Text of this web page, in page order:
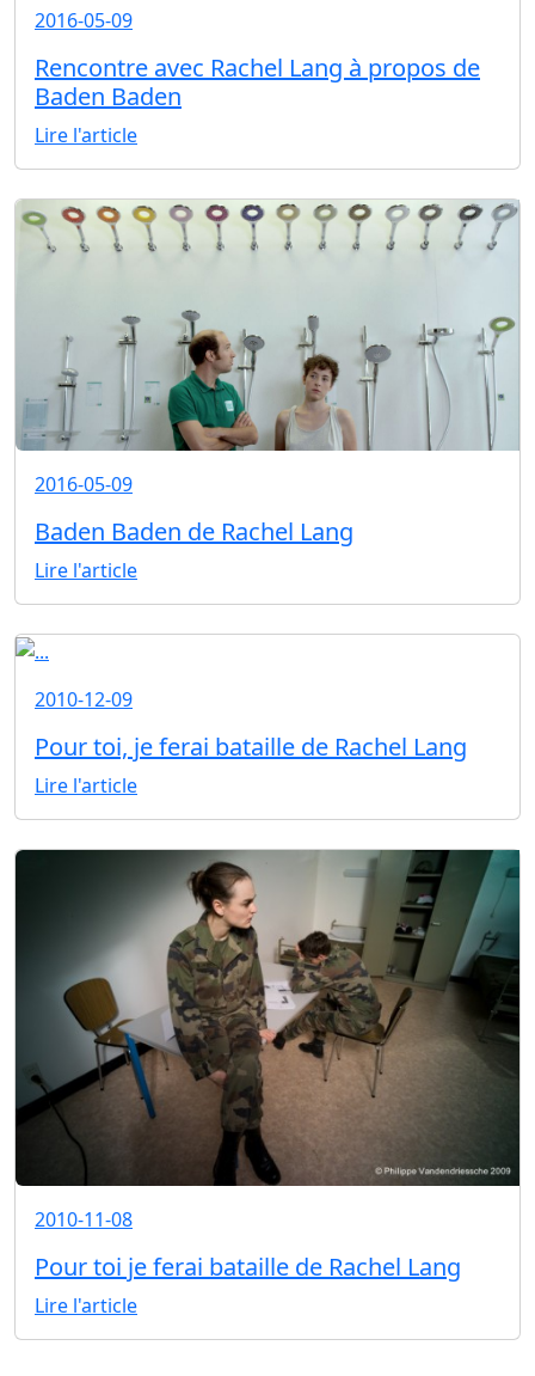
2016-05-09
Rencontre avec Rachel Lang à propos de
Baden Baden
Lire l'article
2016-05-09
Baden Baden de Rachel Lang
Lire l'article
2010-12-09
Pour toi, je ferai bataille de Rachel Lang
Lire l'article
2010-11-08
Pour toi je ferai bataille de Rachel Lang
Lire l'article